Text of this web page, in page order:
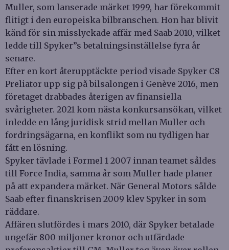
Muller, som lanserade märket 1999, har förekommit
flitigt i den europeiska bilbranschen. Hon har blivit
känd för sin misslyckade affär med Saab 2010, vilket
ledde till Spyker”s betalningsinställelse fyra år
senare.
Efter en kort återupptäckte period visade Spyker C8
Preliator upp sig på bilsalongen i Genève 2016, men
företaget drabbades återigen av finansiella
svårigheter. 2021 kom nästa konkursansökan, vilket
inledde en lång juridisk strid mellan Muller och
fordringsägarna, en konflikt som nu tydligen har
fått en lösning.
Spyker tävlade i Formel 1 2007 innan teamet såldes
till Force India, samma år som Muller hade planer
på att expandera märket. När General Motors sålde
Saab efter finanskrisen 2009 klev Spyker in som
räddare.
Affären slutfördes i mars 2010, där Spyker betalade
ungefär 800 miljoner kronor och utfärdade